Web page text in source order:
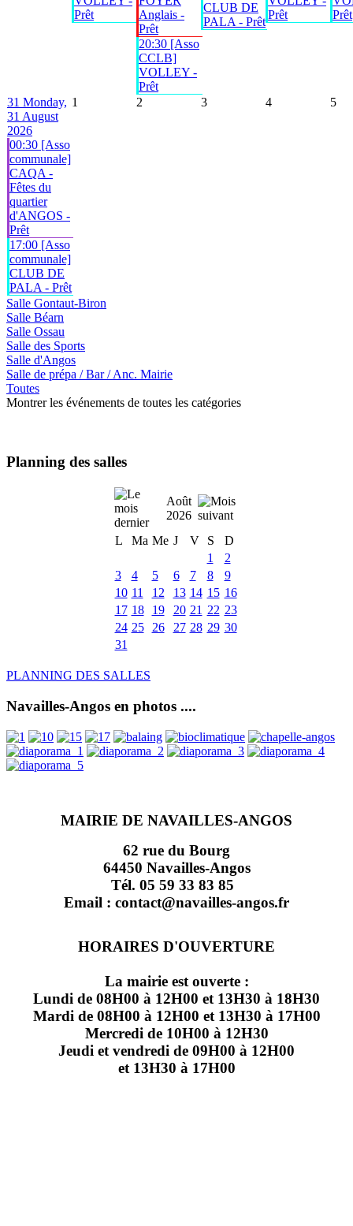
Prêt
Anglais -
Prêt
20:30 [Asso
CCLB]
VOLLEY -
Prêt
CLUB DE
PALA - Prêt
Prêt
Prêt
31 Monday,
31 August
2026
00:30 [Asso
communale]
CAQA -
Fêtes du
quartier
d'ANGOS -
Prêt
17:00 [Asso
communale]
CLUB DE
PALA - Prêt
1 2 3 4 5
Salle Gontaut-Biron
Salle Béarn
Salle Ossau
Salle des Sports
Salle d'Angos
Salle de prépa / Bar / Anc. Mairie
Toutes
Montrer les événements de toutes les catégories
Planning des salles
Août
2026
L
Ma Me J V S
D
1
2
3
4 5 6 7 8
9
10 11 12 13 14 15 16
17 18 19 20 21 22 23
24 25 26 27 28 29 30
31
PLANNING DES SALLES
Navailles-Angos en photos ....
MAIRIE DE NAVAILLES-ANGOS
62 rue du Bourg
64450 Navailles-Angos
Tél. 05 59 33 83 85
Email : contact@navailles-angos.fr
HORAIRES D'OUVERTURE
La mairie est ouverte :
Lundi de 08H00 à 12H00 et 13H30 à 18H30
Mardi de 08H00 à 12H00 et 13H30 à 17H00
Mercredi de 10H00 à 12H30
Jeudi et vendredi de 09H00 à 12H00
et 13H30 à 17H00